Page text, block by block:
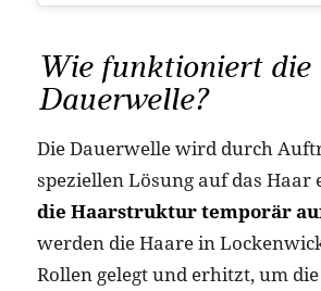
Wie funktioniert die
Dauerwelle?
Die Dauerwelle wird durch
speziellen Lösung auf das Haar
die Haarstruktur temporär
werden die Haare in
Rollen gelegt und erhitzt, um